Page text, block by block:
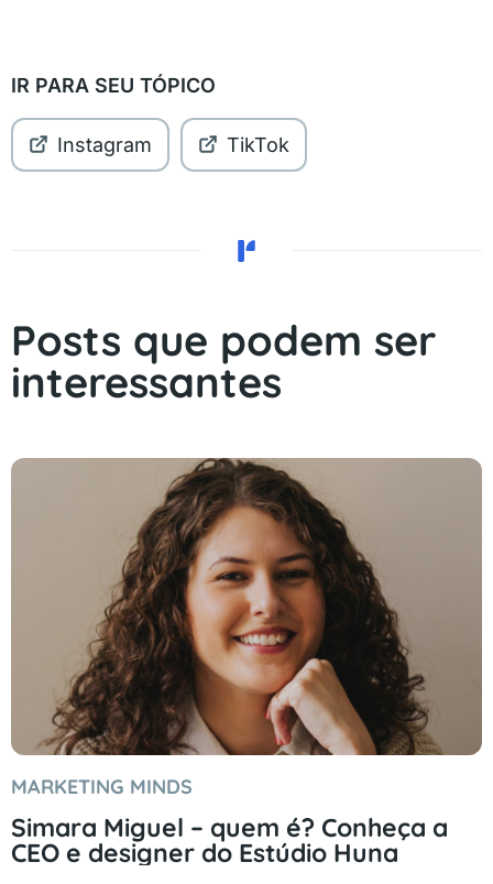
IR PARA SEU TÓPICO
Instagram TikTok
Posts que podem ser
interessantes
MARKETING MINDS
Simara Miguel – quem é? Conheça a
CEO e designer do Estúdio Huna